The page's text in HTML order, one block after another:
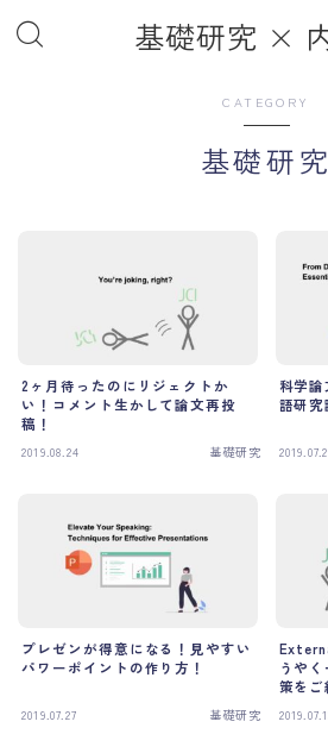
基礎研究 ×
基礎研究
ライフハック
その他 Others
プロフィール Profile
お問い合わせ Contact
CATEGORY
基礎研究
2ヶ月待ったのにリジェクトか
い！コメント生かして論文再投
稿！
2019.08.24 基礎研究
科学
語研
プレゼンが得意になる！見やすい
パワーポイントの作り方！
2019.07.27 基礎研究
うや
策をご